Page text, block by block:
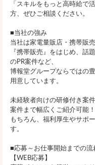
「スキルをもっと高時給で
方、ぜひご相談ください。
■当社の強み
当社は家電量販店・携帯販
『携帯販売』をはじめ、話
のPR案件など、
博報堂グループならではの
用意しています。
未経験者向けの研修付き案
案件まで幅広くご紹介可能！
もちろん、福利厚生やサポ
す。
■応募～お仕事開始までの流
【WEB応募】